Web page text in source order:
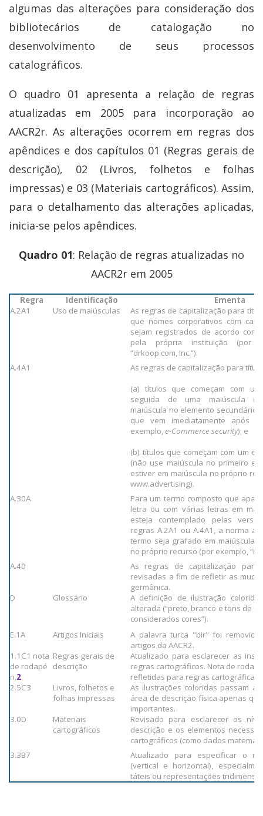
algumas das alterações para consideração dos
bibliotecários de catalogação no
desenvolvimento de seus processos
catalográficos.
O quadro 01 apresenta a relação de regras
atualizadas em 2005 para incorporação ao
AACR2r. As alterações ocorrem em regras dos
apêndices e dos capítulos 01 (Regras gerais de
descrição), 02 (Livros, folhetos e folhas
impressas) e 03 (Materiais cartográficos). Assim,
para o detalhamento das alterações aplicadas,
inicia-se pelos apêndices.
Quadro 01: Relação de regras atualizadas no
AACR2r em 2005
Regra Identificação
Ementa
A.2A1
Uso de maiúsculas
As regras de capitalização para
que nomes corporativos com
sejam registrados de acordo com
pela própria instituição (por
“drkoop.com, Inc.”).
A.4A1
As regras de capitalização para
(a) títulos que começam com
seguida de uma maiúscula
maiúscula no elemento secundário
que vem imediatamente após
exemplo,e-Commerce security); e
(b) títulos que começam com um
(não use maiúscula no primeiro
estiver em maiúscula no próprio
www.advertising).
A.30A
Para um termo composto que
letra ou com várias letras em
esteja contemplado pelas
regras A.2A1 ou A.4A1, a norma
termo seja grafado em maiúsculas
no próprio recurso (por exemplo,
A.40
As regras de capitalização
revisadas a fim de refletir as
germânica.
D
Glossário
A definição de ilustração
alterada (“preto, branco e tons de
considerados cores”).
E.1A
Artigos Iniciais
A palavra turca "bir" foi
artigos da AACR2.
1.1C1 nota
de rodapé
n.2
Regras gerais de
descrição
Atualizado para esclarecer as
regras cartográficos. Nota de
refletidas para regras cartográficas.
2.5C3
Livros, folhetos e
folhas impressas
As ilustrações coloridas passam a
área de descrição física apenas
importantes.
3.0D
Materiais
cartográficos
Revisado para esclarecer os
descrição e os elementos
cartográficos (como dados
3.3B7
Atualizado para especificar o
(vertical e horizontal),
táteis ou representações